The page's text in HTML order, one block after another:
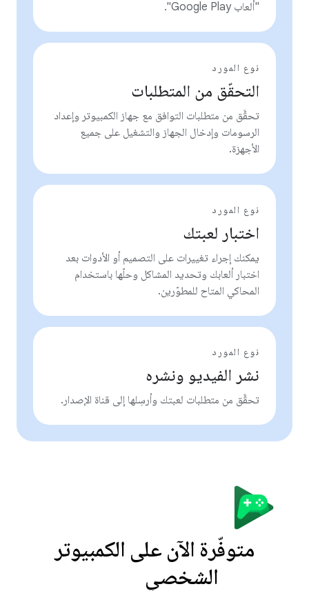
"ألعاب Google Play".
نوع المورد
التحقّق من المتطلبات
تحقَّق من متطلبات التوافق مع جهاز الكمبيوتر وإعداد
الرسومات وإدخال الجهاز والتشغيل على جميع
الأجهزة.
نوع المورد
اختبار لعبتك
يمكنك إجراء تغييرات على التصميم أو الأدوات بعد
اختبار ألعابك وتحديد المشاكل وحلّها باستخدام
المحاكي المتاح للمطوّرين.
نوع المورد
نشر الفيديو ونشره
تحقَّق من متطلبات لعبتك وأرسِلها إلى قناة الإصدار.
متوفّرة الآن على الكمبيوتر
الشخصي